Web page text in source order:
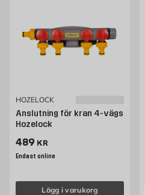
HOZELOCK
Anslutning för kran 4-vägs
Hozelock
Pris 489 kr
489 KR
Endast online
Lägg i varukorg